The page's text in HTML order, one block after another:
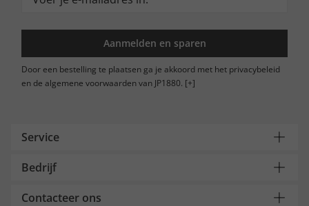
Aanmelden en sparen
Door een bestelling te plaatsen ga je akkoord met het privacybeleid
en de algemene voorwaarden van JP1880. [+]
Service
Bedrijf
Contacteer ons